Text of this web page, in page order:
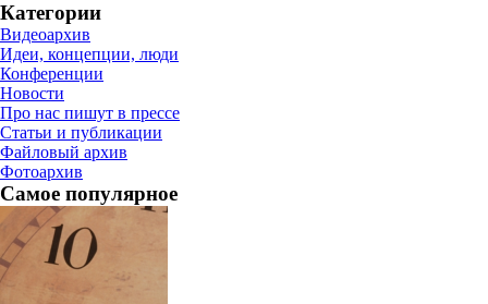
Категории
Видеоархив
Идеи, концепции, люди
Конференции
Новости
Про нас пишут в прессе
Статьи и публикации
Файловый архив
Фотоархив
Самое популярное